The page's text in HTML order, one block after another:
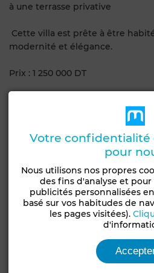
à une terrasse privative
Cette villa est prête à être
modernité et élégance.
Prix : 1 250 000 DT
AR Immo – Votre agence de
Obtenir un
Caractéristiques
Type de bien
Votre
pour
Nous utilisons nos propres
des fins d'analyse et
publicités personnalisées
basé sur vos habitudes de
les pages visitées).